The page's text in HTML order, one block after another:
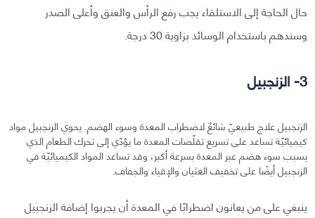
حال الحاجة إلى الاستلقاء يجب رفع الرأس والعنق وأعلى الصدر
وسندهم باستخدام الوسائد بزاوية 30 درجة.
3- الزنجبيل
الزنجبيل علاج طبيعيّ شائعٌ لاضطراب المعدة وسوء الهضم. يحوي الزنجبيل مواد
كيميائيّة تساعد على تسريع تقلّصات المعدة ما يؤدّي إلى تحرك الطعام الذي
يسبب سوء هضم عبر المعدة بسرعة أكبر، وقد تساعد المواد الكيميائيّة في
الزنجبيل أيضًا على تخفيف الغثيان والإقياء والجفاف.
ينبغي على من يعانون اضطرابًا في المعدة أن يجربوا إضافة الزنجبيل